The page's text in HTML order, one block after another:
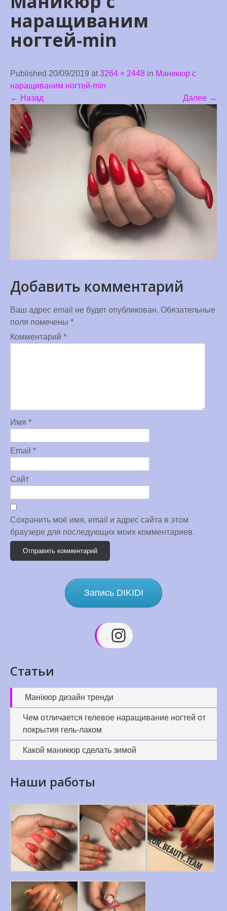
наращиваним
ногтей-min
Published 20/09/2019 at3264 × 2448 in Маникюр с
наращиваним ногтей-min
← Назад Далее →
Добавить комментарий
Ваш адрес email не будет опубликован. Обязательные
поля помечены *
Комментарий *
Имя *
Email *
Сайт
Сохранить моё имя, email и адрес сайта в этом
браузере для последующих моих комментариев.
Запись DIKIDI
Instagram
Статьи
Манікюр дизайн тренди
Чем отличается гелевое наращивание ногтей от
покрытия гель-лаком
Какой маникюр сделать зимой
Наши работы